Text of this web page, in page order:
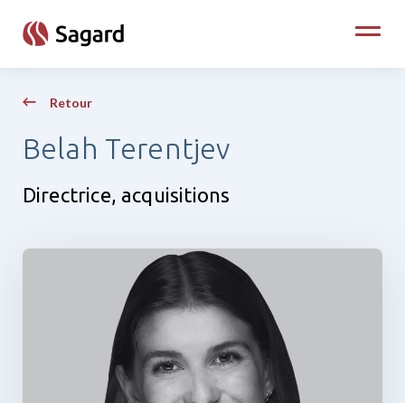
Toggle
Retour
Belah Terentjev
Directrice, acquisitions